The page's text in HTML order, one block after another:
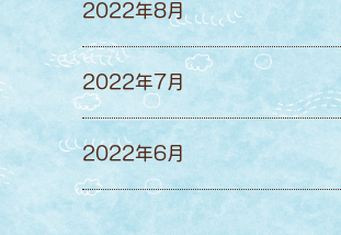
2022年8月
2022年7月
2022年6月